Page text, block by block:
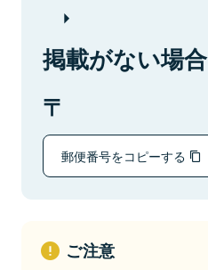
掲載がない場合
郵便番号をコピーする
ご注意